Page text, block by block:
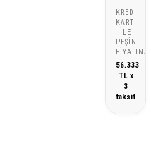
KREDI
KARTI
ILE
PEŞIN
FIYATINA
56.333
TL x
3
taksit